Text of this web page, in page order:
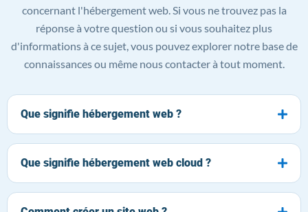
concernant l'hébergement web. Si vous ne trouvez pas la
réponse à votre question ou si vous souhaitez plus
d'informations à ce sujet, vous pouvez explorer notre base de
connaissances ou même nous contacter à tout moment.
Que signifie hébergement web ?
Que signifie hébergement web cloud ?